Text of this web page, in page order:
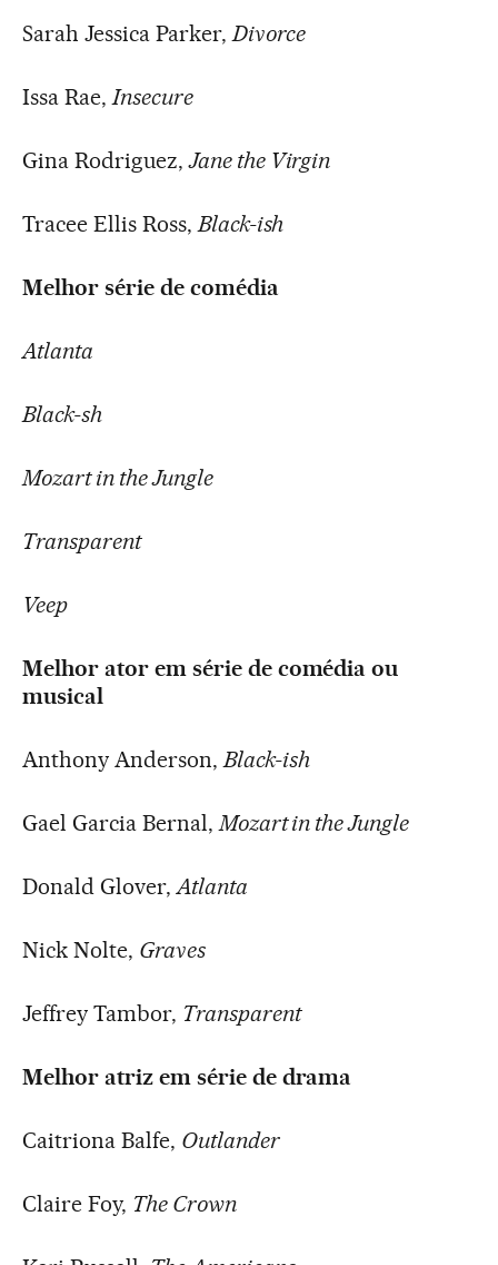
Sarah Jessica Parker,Divorce
Issa Rae,Insecure
Gina Rodriguez,Jane the Virgin
Tracee Ellis Ross,Black-ish
Melhor série de comédia
Atlanta
Black-sh
Mozart in the Jungle
Transparent
Veep
Melhor ator em série de comédia ou
musical
Anthony Anderson,Black-ish
Gael Garcia Bernal,Mozart in the Jungle
Donald Glover,Atlanta
Nick Nolte, Graves
Jeffrey Tambor, Transparent
Melhor atriz em série de drama
Caitriona Balfe, Outlander
Claire Foy, The Crown